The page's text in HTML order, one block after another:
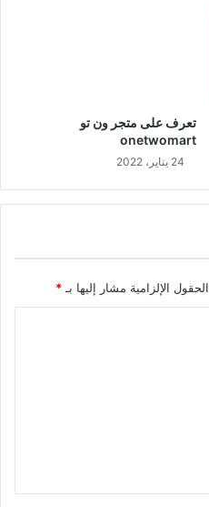
تعرف على متجر ون تو
onetwomart
24 يناير، 2022
الحقول الإلزامية مشار إليها بـ *